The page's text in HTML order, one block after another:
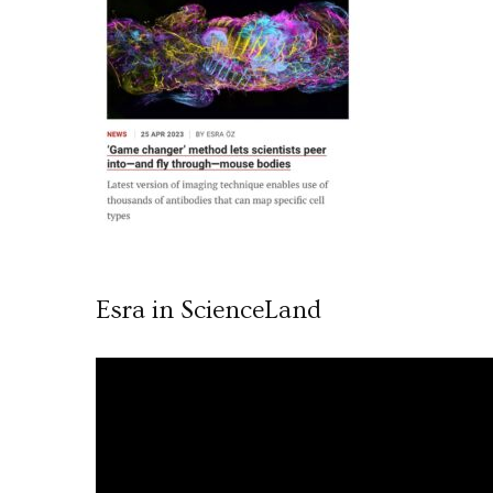
Esra in ScienceLand